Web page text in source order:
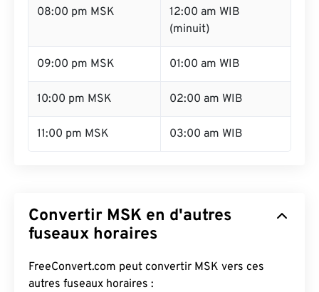
08:00 pm MSK
12:00 am WIB
(minuit)
09:00 pm MSK 01:00 am WIB
10:00 pm MSK 02:00 am WIB
11:00 pm MSK 03:00 am WIB
Convertir MSK en d'autres
fuseaux horaires
FreeConvert.com peut convertir MSK vers ces
autres fuseaux horaires :